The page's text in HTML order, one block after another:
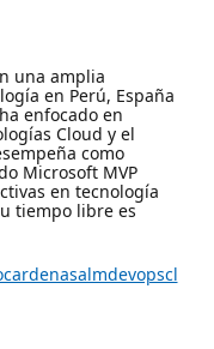
una amplia
en Perú, España
enfocado en
Cloud y el
como
Microsoft MVP
en tecnología
tiempo libre es